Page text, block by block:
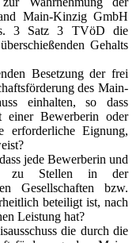
Main-Kinzig GmbH
3 Satz 3 TVöD die
Gehalts
Besetzung der frei
des Main-
einhalten, so dass
einer Bewerberin oder
erforderliche Eignung,
jede Bewerberin und
zu Stellen in der
Gesellschaften bzw.
beteiligt ist, nach
Leistung hat?
die durch die